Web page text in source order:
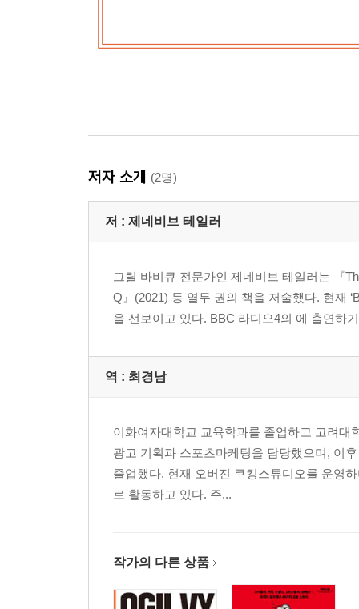
저자 소개 (2명)
저 : 제네비브 테일러
그릴 바비큐 전문가인 제네비브 테일러는 『
Q』(2021) 등 열두 권의 책을 저술했다. 현재
을 선보이고 있다. BBC 라디오4의 에 출연하
역 : 최경남
이화여자대학교 교육학과를 졸업하고 고려
광고 기획과 스포츠마케팅을 담당했으며, 이
졸업했다. 현재 오버진 쿠킹스튜디오를 운영
로 활동하고 있다. 주...
작가의 다른 상품